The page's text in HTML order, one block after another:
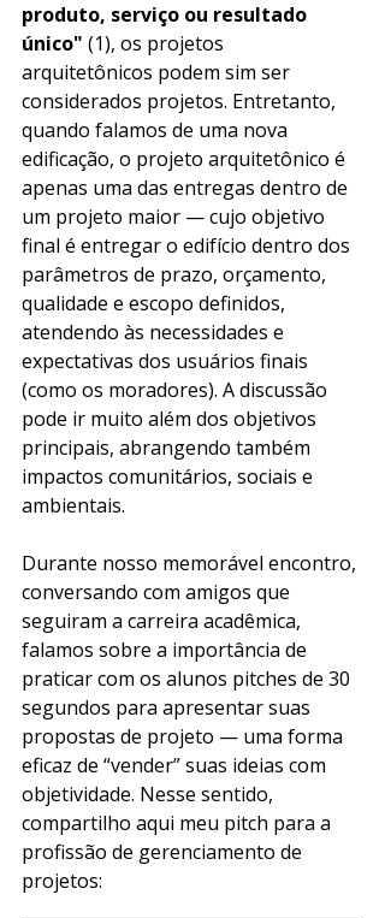
produto, serviço ou resultado
único" (1), os projetos
arquitetônicos podem sim ser
considerados projetos. Entretanto,
quando falamos de uma nova
edificação, o projeto arquitetônico é
apenas uma das entregas dentro de
um projeto maior — cujo objetivo
final é entregar o edifício dentro dos
parâmetros de prazo, orçamento,
qualidade e escopo definidos,
atendendo às necessidades e
expectativas dos usuários finais
(como os moradores). A discussão
pode ir muito além dos objetivos
principais, abrangendo também
impactos comunitários, sociais e
ambientais.
Durante nosso memorável encontro,
conversando com amigos que
seguiram a carreira acadêmica,
falamos sobre a importância de
praticar com os alunos pitches de 30
segundos para apresentar suas
propostas de projeto — uma forma
eficaz de “vender” suas ideias com
objetividade. Nesse sentido,
compartilho aqui meu pitch para a
profissão de gerenciamento de
projetos: